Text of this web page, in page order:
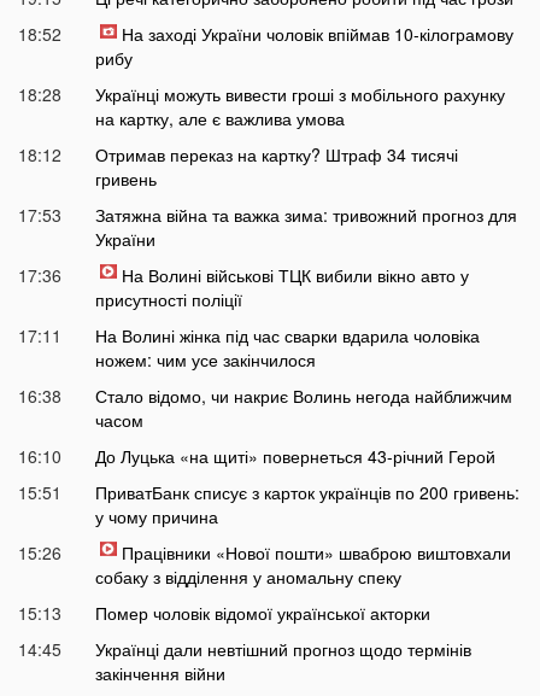
18:52
На заході України чоловік впіймав 10-кілограмову
рибу
18:28
Українці можуть вивести гроші з мобільного рахунку
на картку, але є важлива умова
18:12
Отримав переказ на картку? Штраф 34 тисячі
гривень
17:53
Затяжна війна та важка зима: тривожний прогноз для
України
17:36
На Волині військові ТЦК вибили вікно авто у
присутності поліції
17:11
На Волині жінка під час сварки вдарила чоловіка
ножем: чим усе закінчилося
16:38
Стало відомо, чи накриє Волинь негода найближчим
часом
16:10
До Луцька «на щиті» повернеться 43-річний Герой
15:51
ПриватБанк списує з карток українців по 200 гривень:
у чому причина
15:26
Працівники «Нової пошти» шваброю виштовхали
собаку з відділення у аномальну спеку
15:13
Помер чоловік відомої української акторки
14:45
Українці дали невтішний прогноз щодо термінів
закінчення війни